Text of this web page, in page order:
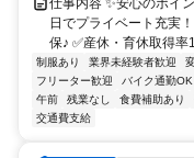
日でプライベート充実
保♪ ✅産休・育休取得率
制服あり 業界未経験者歓迎
フリーター歓迎
バイク通勤OK
午前
残業なし 食費補助あり
交通費支給